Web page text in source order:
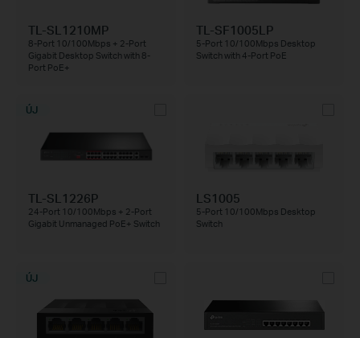
TL-SL1210MP
8-Port 10/100Mbps + 2-Port
Gigabit Desktop Switch with 8-
Port PoE+
TL-SF1005LP
5-Port 10/100Mbps Desktop
Switch with 4-Port PoE
ÚJ
TL-SL1226P
24-Port 10/100Mbps + 2-Port
Gigabit Unmanaged PoE+ Switch
LS1005
5-Port 10/100Mbps Desktop
Switch
ÚJ